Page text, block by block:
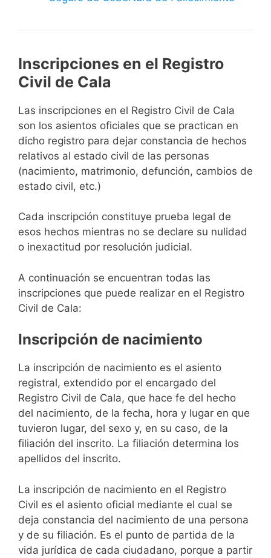
Inscripciones en el Registro
Civil de Cala
Las inscripciones en el Registro Civil de Cala
son los asientos oficiales que se practican en
dicho registro para dejar constancia de hechos
relativos al estado civil de las personas
(nacimiento, matrimonio, defunción, cambios de
estado civil, etc.)
Cada inscripción constituye prueba legal de
esos hechos mientras no se declare su nulidad
o inexactitud por resolución judicial.
A continuación se encuentran todas las
inscripciones que puede realizar en el Registro
Civil de Cala:
Inscripción de nacimiento
La inscripción de nacimiento es el asiento
registral, extendido por el encargado del
Registro Civil de Cala, que hace fe del hecho
del nacimiento, de la fecha, hora y lugar en que
tuvieron lugar, del sexo y, en su caso, de la
filiación del inscrito. La filiación determina los
apellidos del inscrito.
La inscripción de nacimiento en el Registro
Civil es el asiento oficial mediante el cual se
deja constancia del nacimiento de una persona
y de su filiación. Es el punto de partida de la
vida jurídica de cada ciudadano, porque a partir